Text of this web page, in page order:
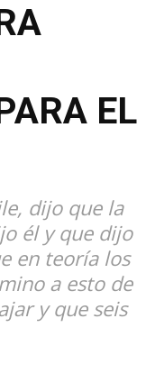
EL
dijo que la
él y que dijo
en teoría los
a esto de
y que seis